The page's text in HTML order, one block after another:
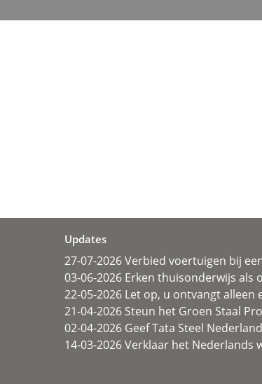
Updates
27-07-2026 Verbied voertuigen bij
03-06-2026 Erken thuisonderwijs als
22-05-2026 Let op, u ontvangt
21-04-2026 Steun het Groen Staal
02-04-2026 Geef Tata Steel
14-03-2026 Verklaar het Nederlands